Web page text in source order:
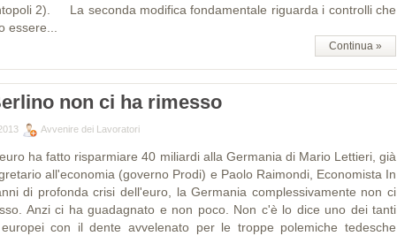
2). La seconda modifica fondamentale riguarda i controlli che
essere...
Continua »
non ci ha rimesso
Avvenire dei Lavoratori
ha fatto risparmiare 40 miliardi alla Germania di Mario Lettieri, già
all'economia (governo Prodi) e Paolo Raimondi, Economista In
di profonda crisi dell'euro, la Germania complessivamente non ci
Anzi ci ha guadagnato e non poco. Non c'è lo dice uno dei tanti
con il dente avvelenato per le troppe polemiche tedesche